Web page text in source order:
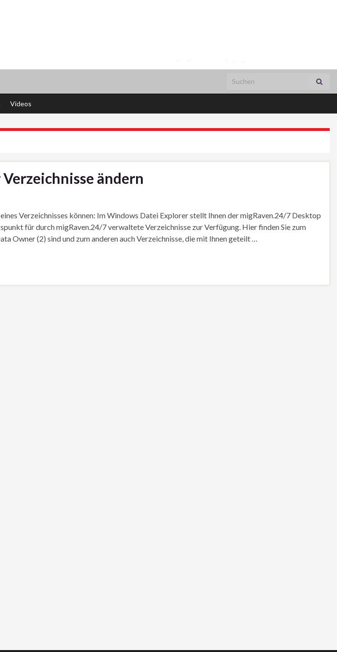
Search for:
Videos
ändern
Verzeichnisses können: Im Windows Datei Explorer stellt Ihnen der migRaven.24/7 Desktop
für durch migRaven.24/7 verwaltete Verzeichnisse zur Verfügung. Hier finden Sie zum
Owner (2) sind und zum anderen auch Verzeichnisse, die mit Ihnen geteilt …